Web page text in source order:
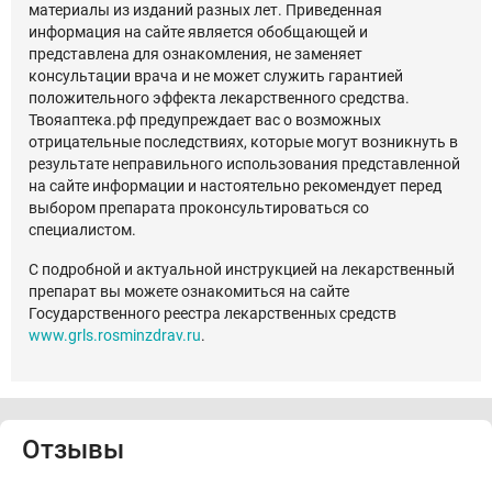
материалы из изданий разных лет. Приведенная
информация на сайте является обобщающей и
представлена для ознакомления, не заменяет
консультации врача и не может служить гарантией
положительного эффекта лекарственного средства.
Твояаптека.рф предупреждает вас о возможных
отрицательные последствиях, которые могут возникнуть в
результате неправильного использования представленной
на сайте информации и настоятельно рекомендует перед
выбором препарата проконсультироваться со
специалистом.
С подробной и актуальной инструкцией на лекарственный
препарат вы можете ознакомиться на сайте
Государственного реестра лекарственных средств
www.grls.rosminzdrav.ru.
Отзывы